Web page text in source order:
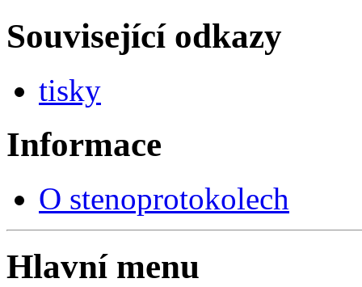
Související odkazy
tisky
Informace
O stenoprotokolech
Hlavní menu